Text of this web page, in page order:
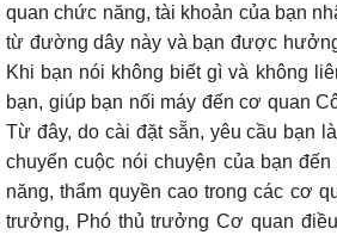
quan chức năng, tài khoản của bạn
từ đường dây này và bạn được
Khi bạn nói không biết gì và không
bạn, giúp bạn nối máy đến cơ quan
Từ đây, do cài đặt sẵn, yêu cầu bạn
chuyển cuộc nói chuyện của bạn
năng, thẩm quyền cao trong các cơ
trưởng, Phó thủ trưởng Cơ quan